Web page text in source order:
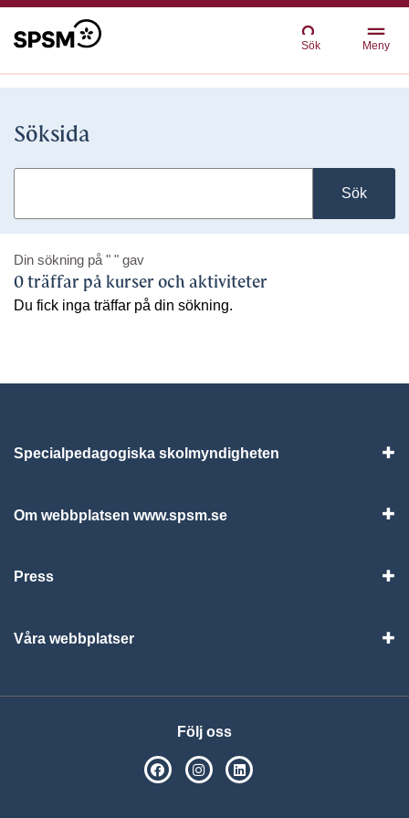
Sök Meny
Söksida
Sök
Din sökning på " " gav
0 träffar på kurser och aktiviteter
Du fick inga träffar på din sökning.
Specialpedagogiska skolmyndigheten
Om webbplatsen www.spsm.se
Press
Våra webbplatser
Följ oss
SPSM på Facebook
SPSM på Instagram